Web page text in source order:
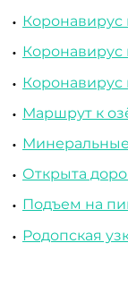
Коронавирус
Коронавирус
Коронавирус
Маршрут к
Открыта
Подъем на
Родопская